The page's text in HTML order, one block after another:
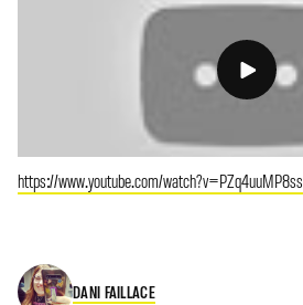
https://www.youtube.com/watch?v=PZq4uuMP8ss
DANI FAILLACE